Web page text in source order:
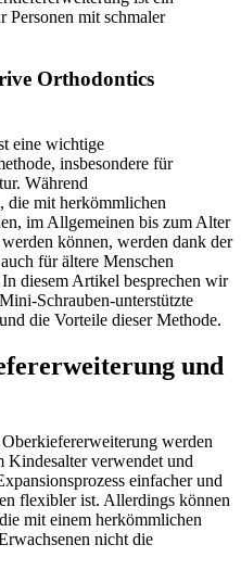
mit schmaler
Orthodontics
eine wichtige
insbesondere für
Während
die mit herkömmlichen
im Allgemeinen bis zum Alter
können, werden dank der
für ältere Menschen
diesem Artikel besprechen wir
Schrauben-unterstützte
die Vorteile dieser Methode.
und
werden
Kindesalter verwendet und
einfacher und
flexibler ist. Allerdings können
mit einem herkömmlichen
nicht die